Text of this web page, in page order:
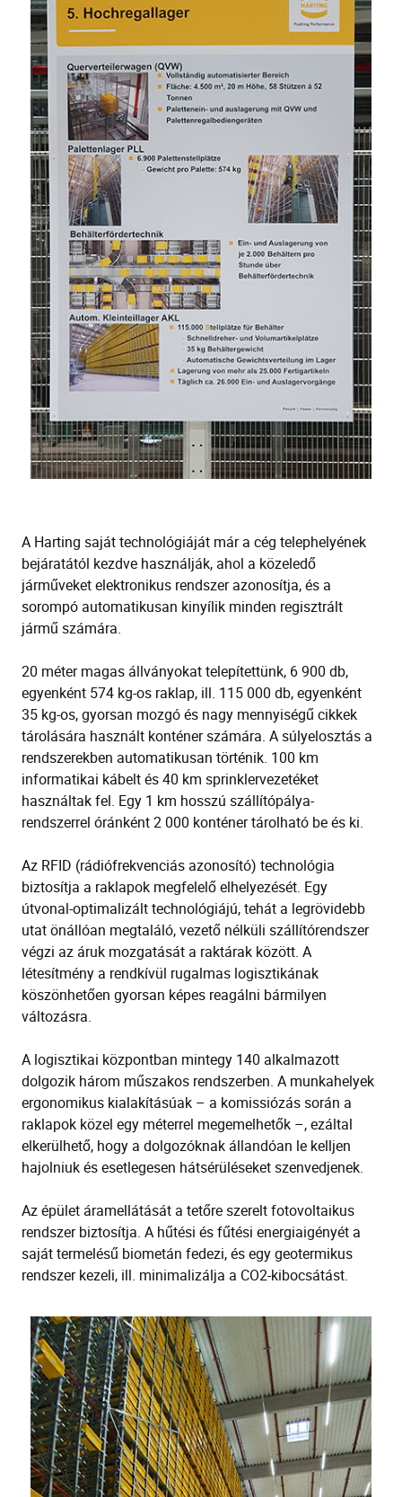
A Harting saját technológiáját már a cég telephelyének
bejáratától kezdve használják, ahol a közeledő
járműveket elektronikus rendszer azonosítja, és a
sorompó automatikusan kinyílik minden regisztrált
jármű számára.
20 méter magas állványokat telepítettünk, 6 900 db,
egyenként 574 kg-os raklap, ill. 115 000 db, egyenként
35 kg-os, gyorsan mozgó és nagy mennyiségű cikkek
tárolására használt konténer számára. A súlyelosztás a
rendszerekben automatikusan történik. 100 km
informatikai kábelt és 40 km sprinklervezetéket
használtak fel. Egy 1 km hosszú szállítópálya-
rendszerrel óránként 2 000 konténer tárolható be és ki.
Az RFID (rádiófrekvenciás azonosító) technológia
biztosítja a raklapok megfelelő elhelyezését. Egy
útvonal-optimalizált technológiájú, tehát a legrövidebb
utat önállóan megtaláló, vezető nélküli szállítórendszer
végzi az áruk mozgatását a raktárak között. A
létesítmény a rendkívül rugalmas logisztikának
köszönhetően gyorsan képes reagálni bármilyen
változásra.
A logisztikai központban mintegy 140 alkalmazott
dolgozik három műszakos rendszerben. A munkahelyek
ergonomikus kialakításúak – a komissiózás során a
raklapok közel egy méterrel megemelhetők –, ezáltal
elkerülhető, hogy a dolgozóknak állandóan le kelljen
hajolniuk és esetlegesen hátsérüléseket szenvedjenek.
Az épület áramellátását a tetőre szerelt fotovoltaikus
rendszer biztosítja. A hűtési és fűtési energiaigényét a
saját termelésű biometán fedezi, és egy geotermikus
rendszer kezeli, ill. minimalizálja a CO2-kibocsátást.